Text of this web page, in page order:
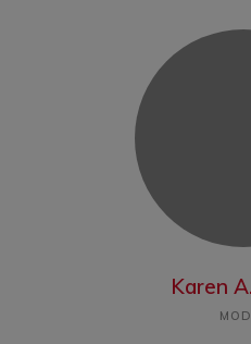
Karen